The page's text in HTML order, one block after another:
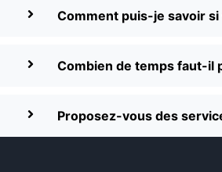
Comment puis-je savoir
Combien de temps faut-il
Proposez-vous des